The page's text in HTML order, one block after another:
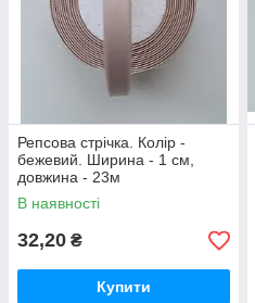
Репсова стрічка. Колір -
бежевий. Ширина - 1 см,
довжина - 23м
В наявності
32,20 ₴
Купити